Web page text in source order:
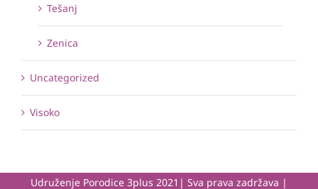
Tešanj
Zenica
Uncategorized
Visoko
Udruženje Porodice 3plus 2021| Sva prava zadržava |